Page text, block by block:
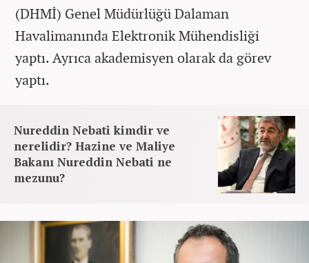
(DHMİ) Genel Müdürlüğü Dalaman
Havalimanında Elektronik Mühendisliği
yaptı. Ayrıca akademisyen olarak da görev
yaptı.
Nureddin Nebati kimdir ve
nerelidir? Hazine ve Maliye
Bakanı Nureddin Nebati ne
mezunu?